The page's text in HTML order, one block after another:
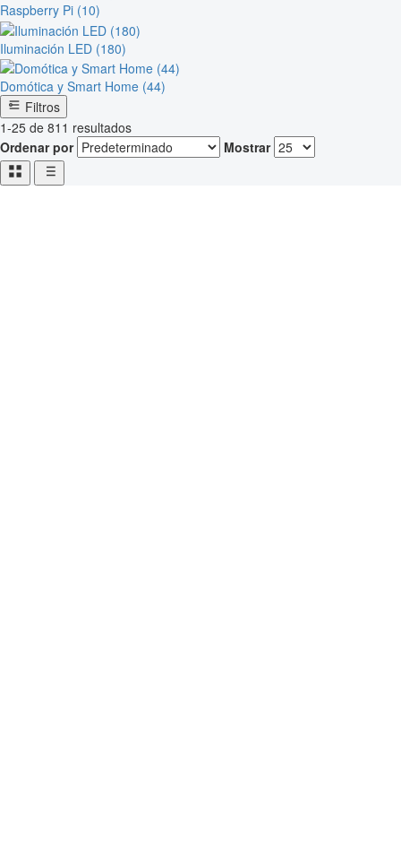
Raspberry Pi (10)
Iluminación LED (180)
Domótica y Smart Home (44)
Filtros
1-25 de 811 resultados
Ordenar por
Mostrar